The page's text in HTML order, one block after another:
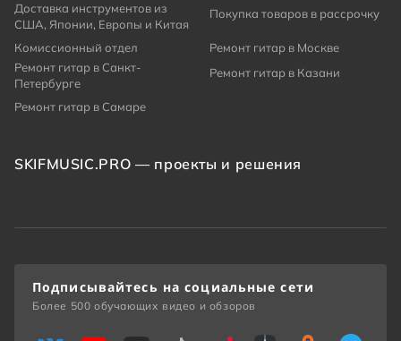
Доставка инструментов из
США, Японии, Европы и Китая
Покупка товаров в рассрочку
Комиссионный отдел
Ремонт гитар в Москве
Ремонт гитар в Санкт-
Петербурге
Ремонт гитар в Казани
Ремонт гитар в Самаре
SKIFMUSIC.PRO — проекты и решения
Подписывайтесь на социальные сети
Более 500 обучающих видео и обзоров